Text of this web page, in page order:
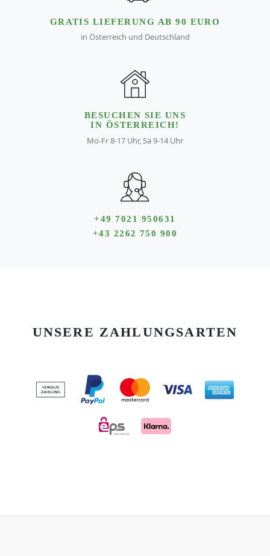
GRATIS LIEFERUNG AB 90 EURO
in Österreich und Deutschland
BESUCHEN SIE UNS
IN ÖSTERREICH!
Mo-Fr 8-17 Uhr, Sa 9-14 Uhr
+49 7021 950631
+43 2262 750 900
UNSERE ZAHLUNGSARTEN